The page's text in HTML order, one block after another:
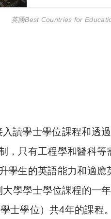
英國Best Countries for
讀學士學位課程和透
，只有工程學和醫科等
學生的英語能力和適
學學士學位課程的一
士學位）共4年的課程。